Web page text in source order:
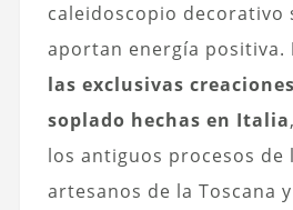
caleidoscopio decorativo
aportan energía positiva.
las exclusivas
soplado hechas en Italia
los antiguos procesos de
artesanos de la Toscana